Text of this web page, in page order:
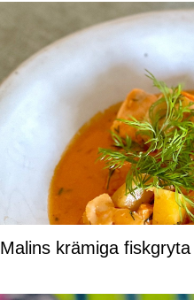
Malins krämiga